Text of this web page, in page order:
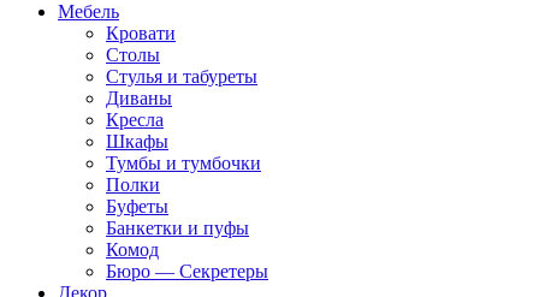
Мебель
Кровати
Столы
Стулья и табуреты
Диваны
Кресла
Шкафы
Тумбы и тумбочки
Полки
Буфеты
Банкетки и пуфы
Комод
Бюро — Секретеры
Декор